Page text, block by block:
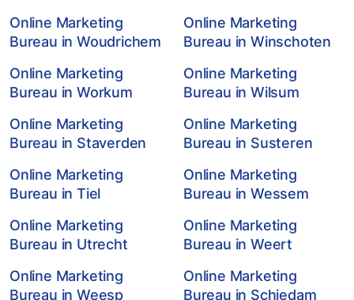
Online Marketing
Bureau in Woudrichem
Online Marketing
Bureau in Winschoten
Online Marketing
Bureau in Workum
Online Marketing
Bureau in Wilsum
Online Marketing
Bureau in Staverden
Online Marketing
Bureau in Susteren
Online Marketing
Bureau in Tiel
Online Marketing
Bureau in Wessem
Online Marketing
Bureau in Utrecht
Online Marketing
Bureau in Weert
Online Marketing
Bureau in Weesp
Online Marketing
Bureau in Schiedam